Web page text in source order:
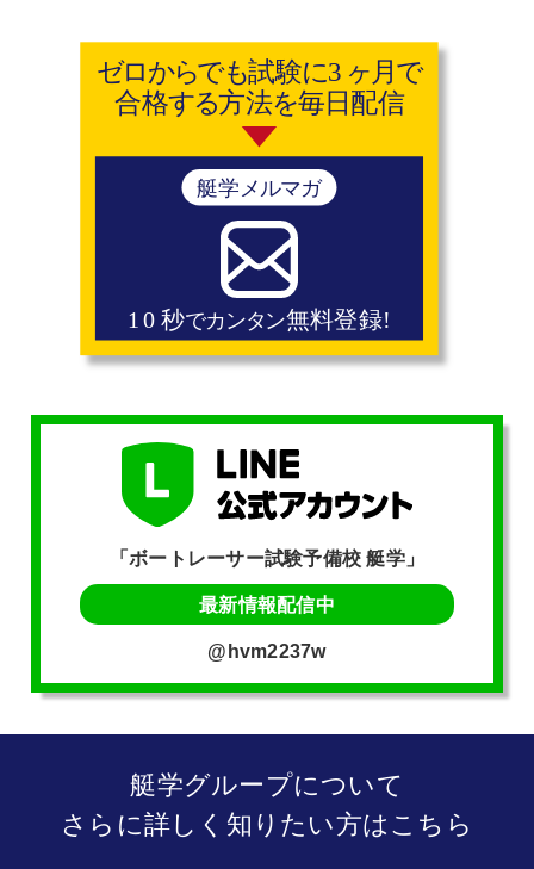
「ボートレーサー試験予備校 艇学」
最新情報配信中
@hvm2237w
艇学グループについて
さらに詳しく知りたい方はこちら